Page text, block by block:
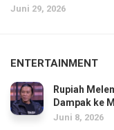
Juni 29, 2026
ENTERTAINMENT
Rupiah
Dampak ke
Juni 8, 2026